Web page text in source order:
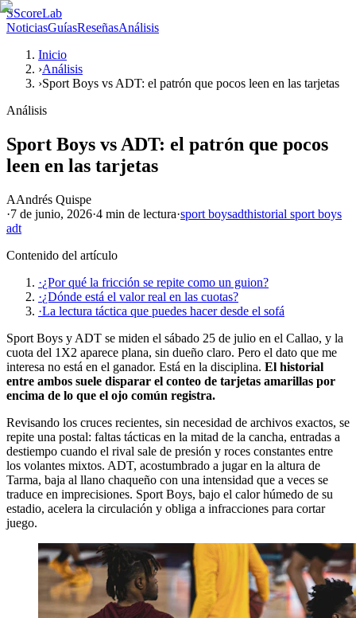
SScoreLab
NoticiasGuíasReseñasAnálisis
Inicio
›Análisis
›Sport Boys vs ADT: el patrón que pocos leen en las tarjetas
Análisis
Sport Boys vs ADT: el patrón que pocos
leen en las tarjetas
AAndrés Quispe
·7 de junio, 2026·4 min de lectura·sport boysadthistorial sport boys
adt
Contenido del artículo
·¿Por qué la fricción se repite como un guion?
·¿Dónde está el valor real en las cuotas?
·La lectura táctica que puedes hacer desde el sofá
Sport Boys y ADT se miden el sábado 25 de julio en el Callao, y la
cuota del 1X2 aparece plana, sin dueño claro. Pero el dato que me
interesa no está en el ganador. Está en la disciplina. El historial
entre ambos suele disparar el conteo de tarjetas amarillas por
encima de lo que el ojo común registra.
Revisando los cruces recientes, sin necesidad de archivos exactos, se
repite una postal: faltas tácticas en la mitad de la cancha, entradas a
destiempo cuando el rival sale de presión y roces constantes entre
los volantes mixtos. ADT, acostumbrado a jugar en la altura de
Tarma, baja al llano chaqueño con una intensidad que a veces se
traduce en imprecisiones. Sport Boys, bajo el calor húmedo de su
estadio, acelera la circulación y obliga a infracciones para cortar
juego.